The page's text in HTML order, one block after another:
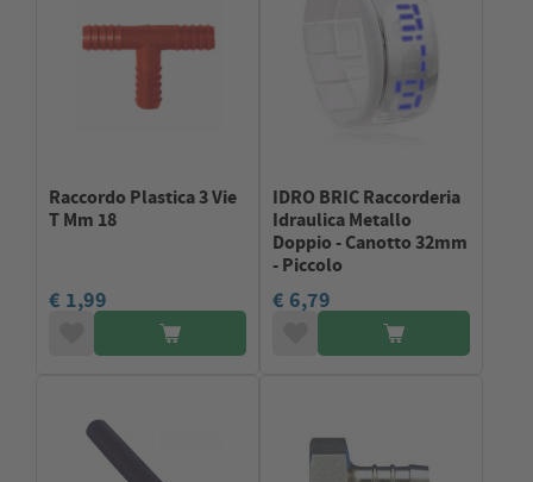
Raccordo Plastica 3 Vie
T Mm 18
€ 1,99
IDRO BRIC Raccorderia
Idraulica Metallo
Doppio - Canotto 32mm
- Piccolo
€ 6,79